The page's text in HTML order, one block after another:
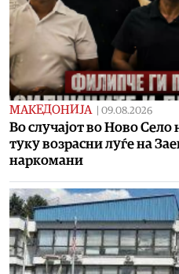
МАКЕДОНИЈА 09.08.2026
Во случајот во Ново
туку возрасни луѓе на
наркомани